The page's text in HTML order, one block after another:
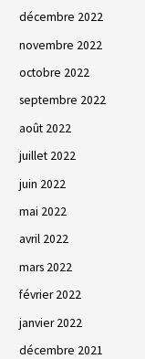
décembre 2022
novembre 2022
octobre 2022
septembre 2022
août 2022
juillet 2022
juin 2022
mai 2022
avril 2022
mars 2022
février 2022
janvier 2022
décembre 2021